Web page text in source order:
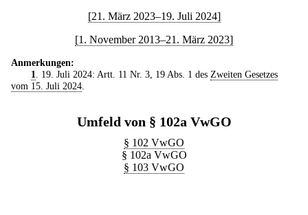
[21. März 2023–19. Juli 2024]
[1. November 2013–21. März 2023]
Anmerkungen:
1. 19. Juli 2024: Artt. 11 Nr. 3, 19 Abs. 1 des Zweiten Gesetzes
vom 15. Juli 2024.
Umfeld von § 102a VwGO
§ 102 VwGO
§ 102a VwGO
§ 103 VwGO